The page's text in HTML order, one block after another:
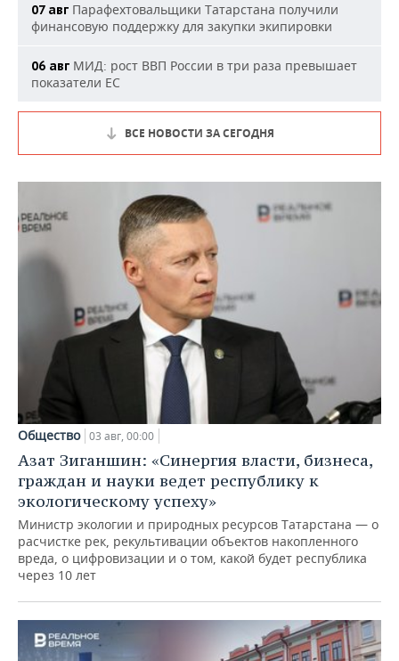
07 авг Парафехтовальщики Татарстана получили
финансовую поддержку для закупки экипировки
06 авг МИД: рост ВВП России в три раза превышает
показатели ЕС
ВСЕ НОВОСТИ ЗА СЕГОДНЯ
Общество 03 авг, 00:00
Азат Зиганшин: «Синергия власти, бизнеса,
граждан и науки ведет республику к
экологическому успеху»
Министр экологии и природных ресурсов Татарстана — о
расчистке рек, рекультивации объектов накопленного
вреда, о цифровизации и о том, какой будет республика
через 10 лет